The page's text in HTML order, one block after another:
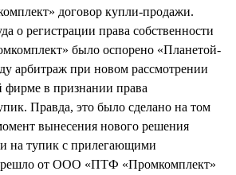
договор купли-продажи.
о регистрации права собственности
было оспорено «Планетой-
арбитраж при новом рассмотрении
фирме в признании права
Правда, это было сделано на том
вынесения нового решения
на тупик с прилегающими
от ООО «ПТФ «Промкомплект»